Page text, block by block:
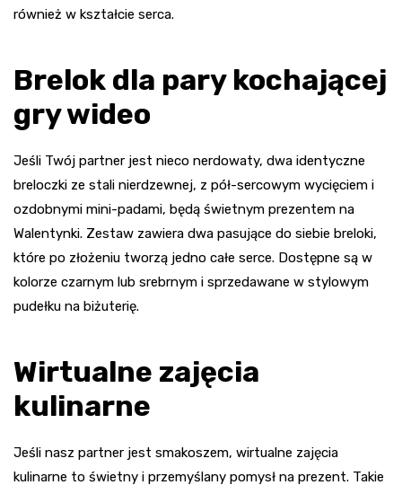
również w kształcie serca.
Brelok dla pary kochającej
gry wideo
Jeśli Twój partner jest nieco nerdowaty, dwa identyczne
breloczki ze stali nierdzewnej, z pół-sercowym wycięciem i
ozdobnymi mini-padami, będą świetnym prezentem na
Walentynki. Zestaw zawiera dwa pasujące do siebie breloki,
które po złożeniu tworzą jedno całe serce. Dostępne są w
kolorze czarnym lub srebrnym i sprzedawane w stylowym
pudełku na biżuterię.
Wirtualne zajęcia
kulinarne
Jeśli nasz partner jest smakoszem, wirtualne zajęcia
kulinarne to świetny i przemyślany pomysł na prezent. Takie